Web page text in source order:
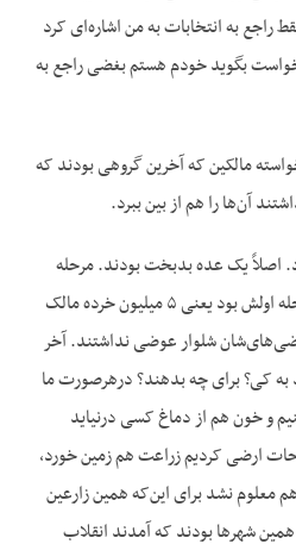
به انتخابات به من اشاره‌ای کرد
بگوید خودم هستم بغضی راجع به
مالکین که آخرین گروهی بودند که
آن‌ها را هم از بین ببرد.
اصلاً یک عده بدبخت بودند. مرحله
دوم اصلاحات ارضی بدتر از مرحله اولش بود یعنی ۵ میلیون خرده مالک
بعضی‌های‌شان شلوار عوضی نداشتند. آخر
به کی؟ برای چه بدهند؟ درهرصورت ما
و خون هم از دماغ کسی درنیاید
ارضی کردیم زراعت هم زمین خورد،
معلوم نشد برای این‌که همین زارعین
شهرها بودند که آمدند انقلاب